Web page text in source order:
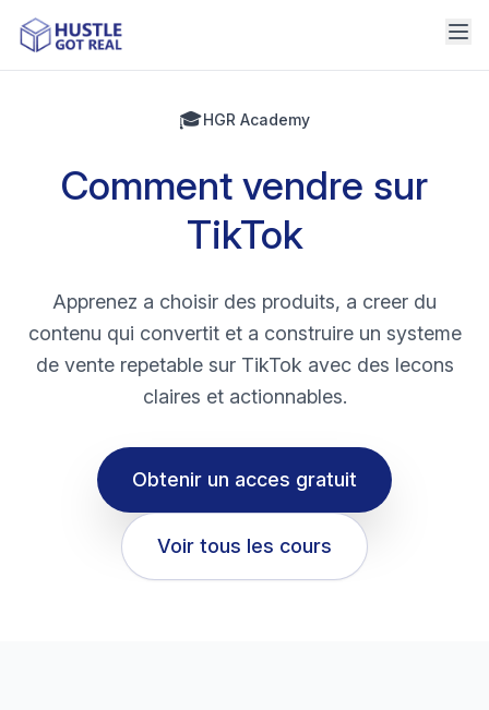
🎓HGR Academy
Comment vendre sur
TikTok
Apprenez a choisir des produits, a creer du
contenu qui convertit et a construire un systeme
de vente repetable sur TikTok avec des lecons
claires et actionnables.
Obtenir un acces gratuit
Voir tous les cours